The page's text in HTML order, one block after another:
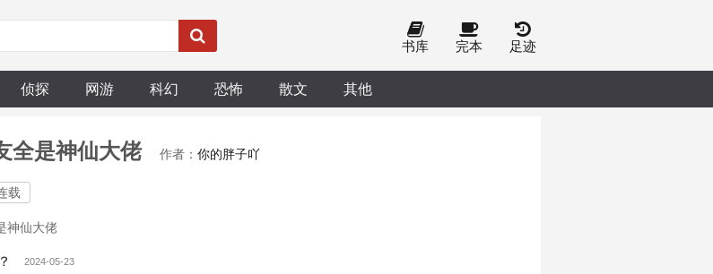
书库 完本 足迹
侦探 网游 科幻 恐怖 散文 其他
全是神仙大佬 作者： 你的胖子吖
载
神仙大佬
2024-05-23